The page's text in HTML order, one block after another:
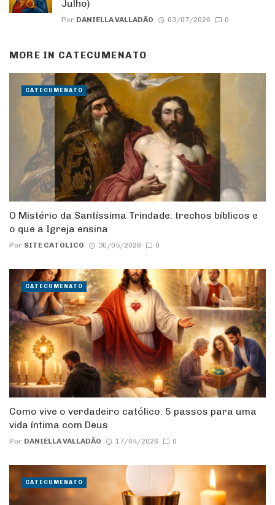
Julho)
Por DANIELLA VALLADÃO 03/07/2026 0
MORE IN CATECUMENATO
O Mistério da Santíssima Trindade: trechos bíblicos e
o que a Igreja ensina
Por SITE CATOLICO 30/05/2026 0
CATECUMENATO
Como vive o verdadeiro católico: 5 passos para uma
vida íntima com Deus
Por DANIELLA VALLADÃO 17/04/2026 0
CATECUMENATO
CATECUMENATO